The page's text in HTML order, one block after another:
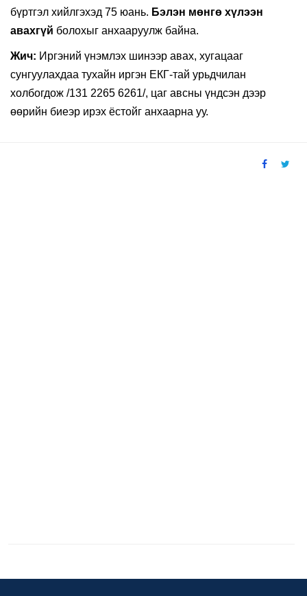
бүртгэл хийлгэхэд 75 юань. Бэлэн мөнгө хүлээн
авахгүй болохыг анхааруулж байна.
Жич: Иргэний үнэмлэх шинээр авах, хугацааг
сунгуулахдаа тухайн иргэн ЕКГ-тай урьдчилан
холбогдож /131 2265 6261/, цаг авсны үндсэн дээр
өөрийн биеэр ирэх ёстойг анхаарна уу.